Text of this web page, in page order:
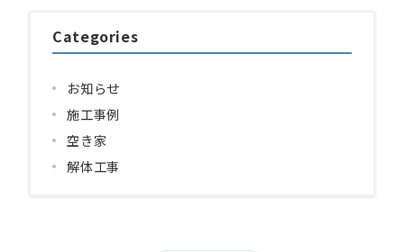
Categories
お知らせ
施工事例
空き家
解体工事